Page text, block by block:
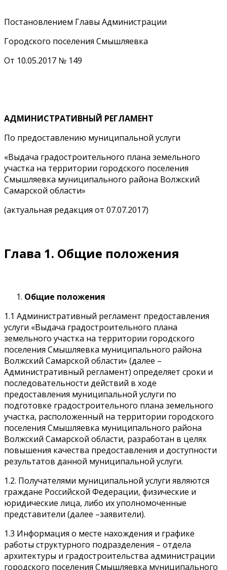
Постановлением Главы Администрации
Городского поселения Смышляевка
От 10.05.2017 № 149
АДМИНИСТРАТИВНЫЙ РЕГЛАМЕНТ
По предоставлению муниципальной услуги
«Выдача градостроительного плана земельного
участка на территории городского поселения
Смышляевка муниципального района Волжский
Самарской области»
(актуальная редакция от 07.07.2017)
Глава 1. Общие положения
Общие положения
1.1 Административный регламент предоставления
услуги «Выдача градостроительного плана
земельного участка на территории городского
поселения Смышляевка муниципального района
Волжский Самарской области» (далее –
Административный регламент) определяет сроки и
последовательности действий в ходе
предоставления муниципальной услуги по
подготовке градостроительного плана земельного
участка, расположенный на территории городского
поселения Смышляевка муниципального района
Волжский Самарской области, разработан в целях
повышения качества предоставления и доступности
результатов данной муниципальной услуги.
1.2. Получателями муниципальной услуги являются
граждане Российской Федерации, физические и
юридические лица, либо их уполномоченные
представители (далее –заявители).
1.3 Информация о месте нахождения и графике
работы структурного подразделения – отдела
архитектуры и градостроительства администрации
городского поселения Смышляевка муниципального